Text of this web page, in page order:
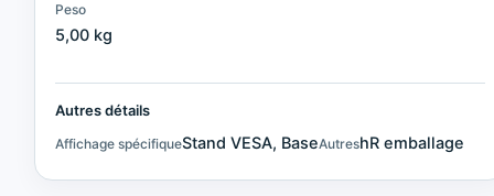
Peso
5,00 kg
Autres détails
Affichage spécifiqueStand VESA, BaseAutreshR emballage